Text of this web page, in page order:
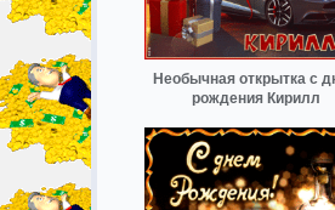
Необычная открытка с
рождения Кирилл